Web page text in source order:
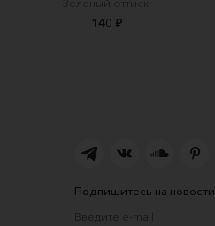
Зеленый оттиск
140 ₽
Подпишитесь на новости